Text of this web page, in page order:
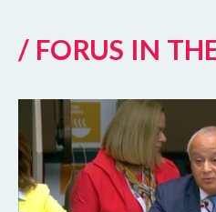
/ FORUS IN